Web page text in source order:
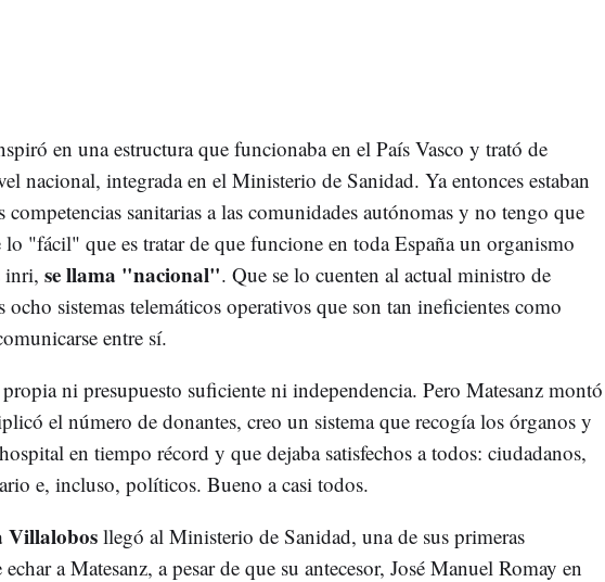
en una estructura que funcionaba en el País Vasco y trató de
nacional, integrada en el Ministerio de Sanidad. Ya entonces estaban
competencias sanitarias a las comunidades autónomas y no tengo que
lo "fácil" que es tratar de que funcione en toda España un organismo
inri, se llama "nacional". Que se lo cuenten al actual ministro de
ocho sistemas telemáticos operativos que son tan ineficientes como
entre sí.
ni presupuesto suficiente ni independencia. Pero Matesanz montó
el número de donantes, creo un sistema que recogía los órganos y
en tiempo récord y que dejaba satisfechos a todos: ciudadanos,
e, incluso, políticos. Bueno a casi todos.
Villalobosllegó al Ministerio de Sanidad, una de sus primeras
a Matesanz, a pesar de que su antecesor, José Manuel Romay en